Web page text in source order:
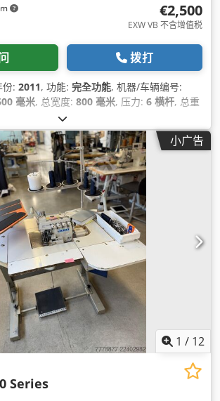
€2,500
EXW VB 不含增值税
拨打
份: 2011, 功能: 完全功能, 机器/车辆编号:
毫米, 总宽度: 800 毫米, 压力: 6 横杆, 总重
6 横杆
:230 V, 总高度:1,500 毫米, 总长度:1,000 毫
空调, 功率:0.15 千瓦 (0.20 马力) , 设备: CE标
小广告
1 / 12
Series